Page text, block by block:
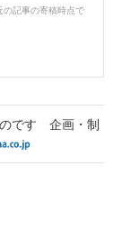
記事の寄稿時点で
のです 企画・制